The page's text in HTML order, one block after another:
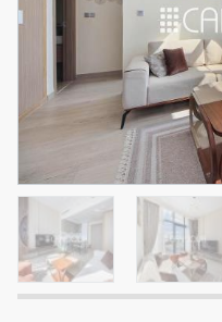
مربع)
70.03
الشيكات
1
الوسيط
أتصل الأن